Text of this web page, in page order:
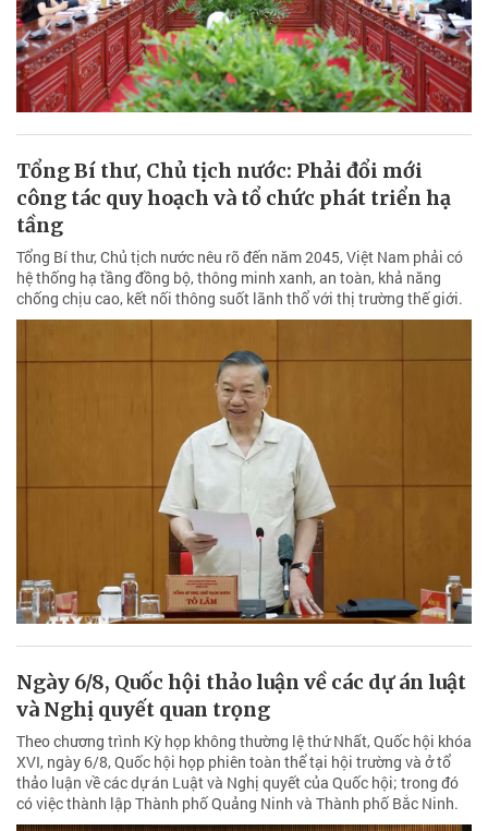
Tổng Bí thư, Chủ tịch nước: Phải đổi mới
công tác quy hoạch và tổ chức phát triển hạ
tầng
Tổng Bí thư, Chủ tịch nước nêu rõ đến năm 2045, Việt Nam phải có
hệ thống hạ tầng đồng bộ, thông minh xanh, an toàn, khả năng
chống chịu cao, kết nối thông suốt lãnh thổ với thị trường thế giới.
Ngày 6/8, Quốc hội thảo luận về các dự án luật
và Nghị quyết quan trọng
Theo chương trình Kỳ họp không thường lệ thứ Nhất, Quốc hội khóa
XVI, ngày 6/8, Quốc hội họp phiên toàn thể tại hội trường và ở tổ
thảo luận về các dự án Luật và Nghị quyết của Quốc hội; trong đó
có việc thành lập Thành phố Quảng Ninh và Thành phố Bắc Ninh.